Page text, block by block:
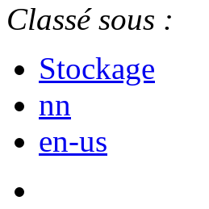
Classé sous :
Stockage
nn
en-us